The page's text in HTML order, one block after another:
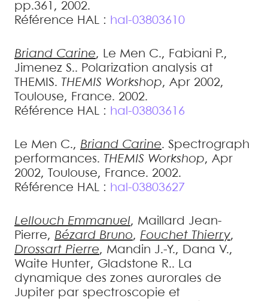
pp.361, 2002.
Référence HAL : hal-03803610
Briand Carine, Le Men C., Fabiani P.,
Jimenez S.. Polarization analysis at
THEMIS. THEMIS Workshop, Apr 2002,
Toulouse, France. 2002.
Référence HAL : hal-03803616
Le Men C., Briand Carine. Spectrograph
performances. THEMIS Workshop, Apr
2002, Toulouse, France. 2002.
Référence HAL : hal-03803627
Lellouch Emmanuel, Maillard Jean-
Pierre, Bézard Bruno, Fouchet Thierry,
Drossart Pierre, Mandin J.-Y., Dana V.,
Waite Hunter, Gladstone R.. La
dynamique des zones aurorales de
Jupiter par spectroscopie et